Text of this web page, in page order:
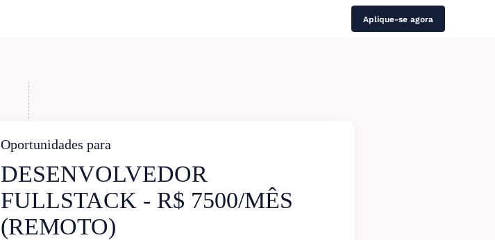
Aplique-se agora
Oportunidades para
DESENVOLVEDOR
FULLSTACK - R$ 7500/MÊS
(REMOTO)